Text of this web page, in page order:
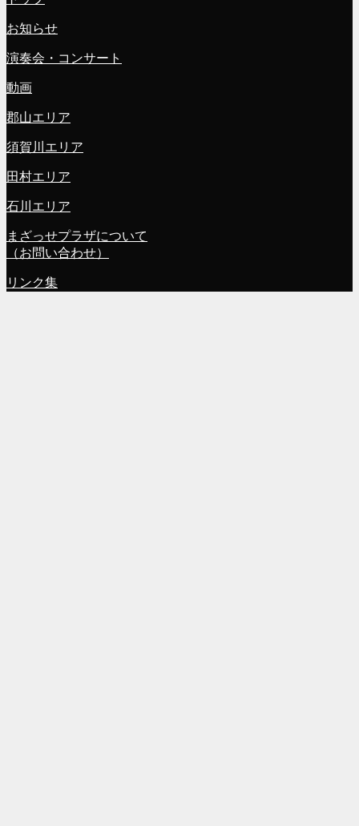
お知らせ
演奏会・コンサート
動画
郡山エリア
須賀川エリア
田村エリア
石川エリア
まざっせプラザについて
（お問い合わせ）
リンク集